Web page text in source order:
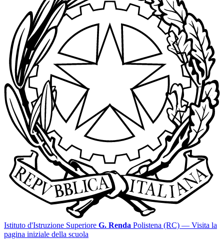
Istituto d'Istruzione Superiore G. Renda Polistena (RC) — Visita la
pagina iniziale della scuola